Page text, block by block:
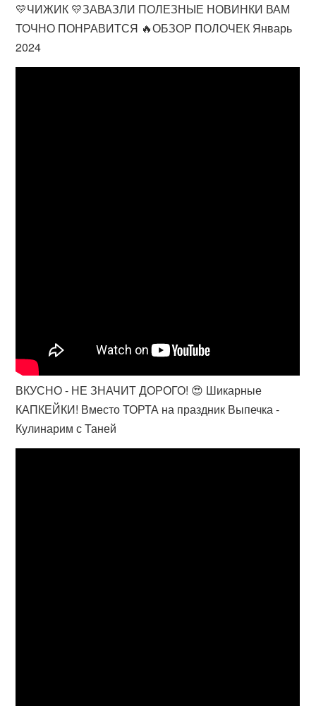
💛ЧИЖИК 💛ЗАВАЗЛИ ПОЛЕЗНЫЕ НОВИНКИ ВАМ
ТОЧНО ПОНРАВИТСЯ 🔥ОБЗОР ПОЛОЧЕК Январь
2024
ВКУСНО - НЕ ЗНАЧИТ ДОРОГО! 😍 Шикарные
КАПКЕЙКИ! Вместо ТОРТА на праздник Выпечка -
Кулинарим с Таней